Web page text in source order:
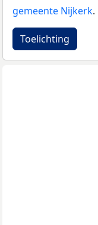
gemeente Nijkerk.
Toelichting